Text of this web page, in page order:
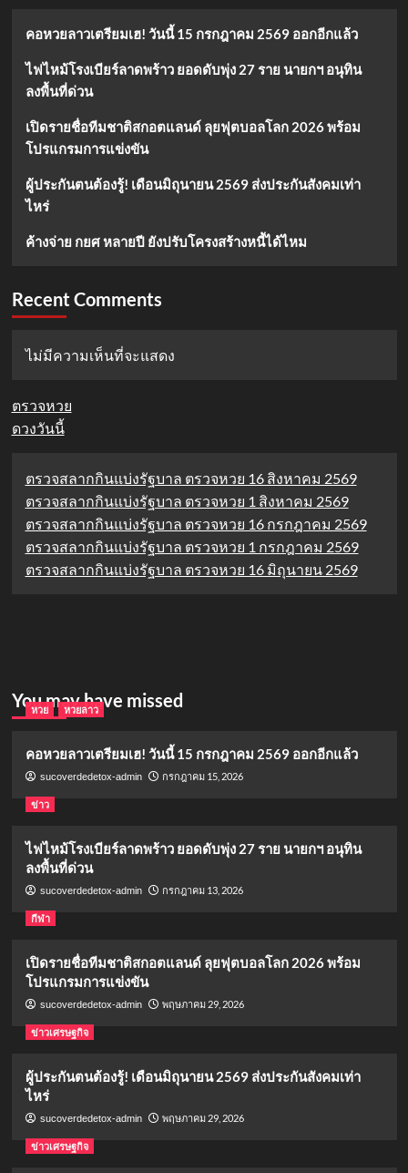
คอหวยลาวเตรียมเฮ! วันนี้ 15 กรกฎาคม 2569 ออกอีกแล้ว
ไฟไหม้โรงเบียร์ลาดพร้าว ยอดดับพุ่ง 27 ราย นายกฯ อนุทิน
ลงพื้นที่ด่วน
เปิดรายชื่อทีมชาติสกอตแลนด์ ลุยฟุตบอลโลก 2026 พร้อม
โปรแกรมการแข่งขัน
ผู้ประกันตนต้องรู้! เดือนมิถุนายน 2569 ส่งประกันสังคมเท่า
ไหร่
ค้างจ่าย กยศ หลายปี ยังปรับโครงสร้างหนี้ได้ไหม
Recent Comments
ไม่มีความเห็นที่จะแสดง
ตรวจหวย
ดวงวันนี้
ตรวจสลากกินแบ่งรัฐบาล ตรวจหวย 16 สิงหาคม 2569
ตรวจสลากกินแบ่งรัฐบาล ตรวจหวย 1 สิงหาคม 2569
ตรวจสลากกินแบ่งรัฐบาล ตรวจหวย 16 กรกฎาคม 2569
ตรวจสลากกินแบ่งรัฐบาล ตรวจหวย 1 กรกฎาคม 2569
ตรวจสลากกินแบ่งรัฐบาล ตรวจหวย 16 มิถุนายน 2569
You may have missed
หวย หวยลาว
คอหวยลาวเตรียมเฮ! วันนี้ 15 กรกฎาคม 2569 ออกอีกแล้ว
sucoverdedetox-admin กรกฎาคม 15, 2026
ข่าว
ไฟไหม้โรงเบียร์ลาดพร้าว ยอดดับพุ่ง 27 ราย นายกฯ อนุทิน
ลงพื้นที่ด่วน
sucoverdedetox-admin กรกฎาคม 13, 2026
กีฬา
เปิดรายชื่อทีมชาติสกอตแลนด์ ลุยฟุตบอลโลก 2026 พร้อม
โปรแกรมการแข่งขัน
sucoverdedetox-admin พฤษภาคม 29, 2026
ข่าวเศรษฐกิจ
ผู้ประกันตนต้องรู้! เดือนมิถุนายน 2569 ส่งประกันสังคมเท่า
ไหร่
sucoverdedetox-admin พฤษภาคม 29, 2026
ข่าวเศรษฐกิจ